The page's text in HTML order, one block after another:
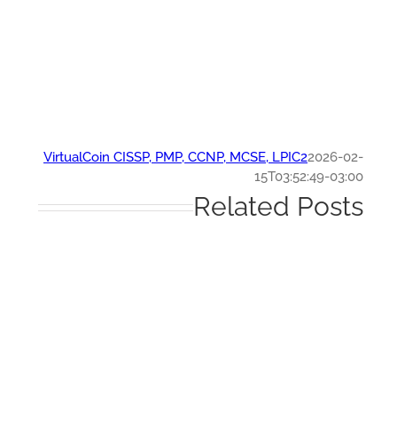
VirtualCoin CISSP, PMP, CCNP, MCSE, LPIC22026-
15T03:52:49-
Related